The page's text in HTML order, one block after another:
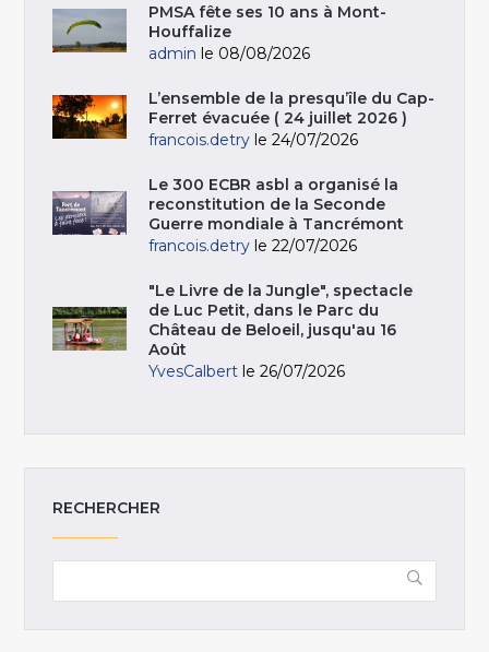
PMSA fête ses 10 ans à Mont-
Houffalize
admin le 08/08/2026
L’ensemble de la presqu’île du Cap-
Ferret évacuée ( 24 juillet 2026 )
francois.detry le 24/07/2026
Le 300 ECBR asbl a organisé la
reconstitution de la Seconde
Guerre mondiale à Tancrémont
francois.detry le 22/07/2026
"Le Livre de la Jungle", spectacle
de Luc Petit, dans le Parc du
Château de Beloeil, jusqu'au 16
Août
YvesCalbert le 26/07/2026
RECHERCHER